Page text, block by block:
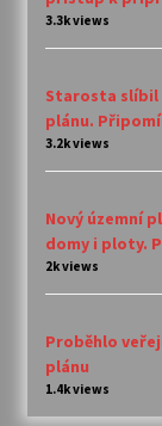
3.3k views
Starosta slíbil
plánu.
3.2k views
Nový územní
domy i ploty.
2k views
Proběhlo
plánu
1.4k views